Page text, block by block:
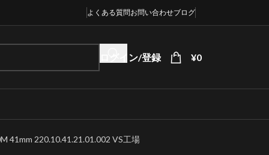
よくある質問お問い合わせブログ
ログイン/登録 ¥0
41mm 220.10.41.21.01.002 VS工場